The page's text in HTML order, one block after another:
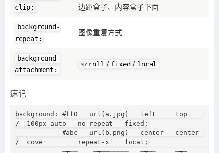
clip:
边距盒子、内容盒子下面
background-
repeat:
图像重复方式
background-
attachment:
scroll / fixed / local
速记
background: #ff0   url(a.jpg)   left     top
/  100px auto   no-repeat   fixed;
/  cover        repeat-x    local;